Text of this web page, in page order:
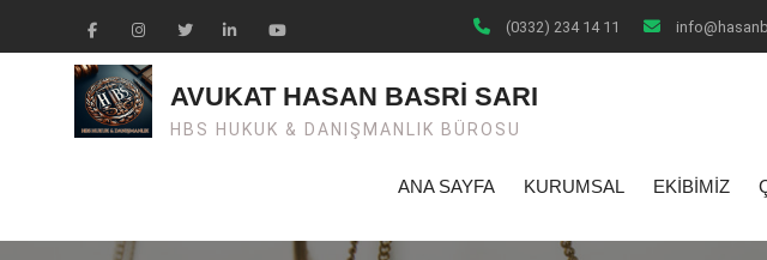
(0332) 234 14 11
FacebookInstagramTwiter LinkedinYoutube
AVUKAT HASAN BASRİ SARI
HBS HUKUK & DANIŞMANLIK BÜROSU
ANA SAYFA KURUMSAL EKİBİMİZ